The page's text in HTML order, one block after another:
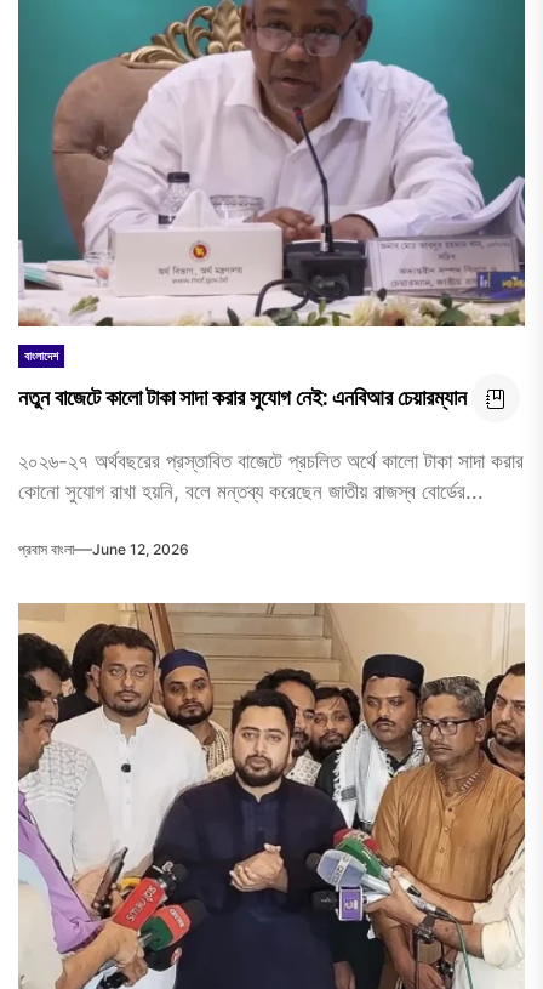
বাংলাদেশ
নতুন বাজেটে কালো টাকা সাদা করার সুযোগ নেই: এনবিআর চেয়ারম্যান
২০২৬-২৭ অর্থবছরের প্রস্তাবিত বাজেটে প্রচলিত অর্থে কালো টাকা সাদা করার
কোনো সুযোগ রাখা হয়নি, বলে মন্তব্য করেছেন জাতীয় রাজস্ব বোর্ডের...
প্রবাস বাংলা June 12, 2026